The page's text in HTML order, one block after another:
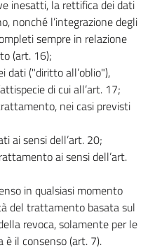
inesatti, la rettifica dei dati
nonché l’integrazione degli
sempre in relazione
(art. 16);
dati ("diritto all’oblio"),
di cui all’art. 17;
nei casi previsti
ai sensi dell’art. 20;
ai sensi dell’art.
in qualsiasi momento
del trattamento basata sul
revoca, solamente per le
è il consenso (art. 7).